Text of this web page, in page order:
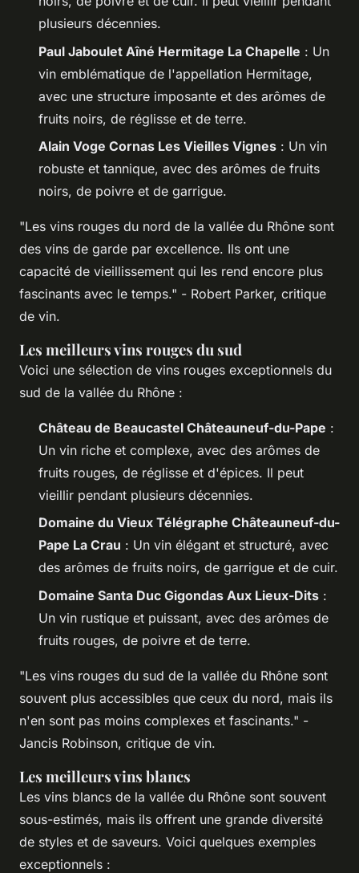
plusieurs décennies.
Paul Jaboulet Aîné Hermitage La Chapelle : Un
vin emblématique de l'appellation Hermitage,
avec une structure imposante et des arômes de
fruits noirs, de réglisse et de terre.
Alain Voge Cornas Les Vieilles Vignes : Un vin
robuste et tannique, avec des arômes de fruits
noirs, de poivre et de garrigue.
"Les vins rouges du nord de la vallée du Rhône sont
des vins de garde par excellence. Ils ont une
capacité de vieillissement qui les rend encore plus
fascinants avec le temps." - Robert Parker, critique
de vin.
Les meilleurs vins rouges du sud
Voici une sélection de vins rouges exceptionnels du
sud de la vallée du Rhône :
Château de Beaucastel Châteauneuf-du-Pape :
Un vin riche et complexe, avec des arômes de
fruits rouges, de réglisse et d'épices. Il peut
vieillir pendant plusieurs décennies.
Domaine du Vieux Télégraphe Châteauneuf-du-
Pape La Crau : Un vin élégant et structuré, avec
des arômes de fruits noirs, de garrigue et de cuir.
Domaine Santa Duc Gigondas Aux Lieux-Dits :
Un vin rustique et puissant, avec des arômes de
fruits rouges, de poivre et de terre.
"Les vins rouges du sud de la vallée du Rhône sont
souvent plus accessibles que ceux du nord, mais ils
n'en sont pas moins complexes et fascinants." -
Jancis Robinson, critique de vin.
Les meilleurs vins blancs
Les vins blancs de la vallée du Rhône sont souvent
sous-estimés, mais ils offrent une grande diversité
de styles et de saveurs. Voici quelques exemples
exceptionnels :